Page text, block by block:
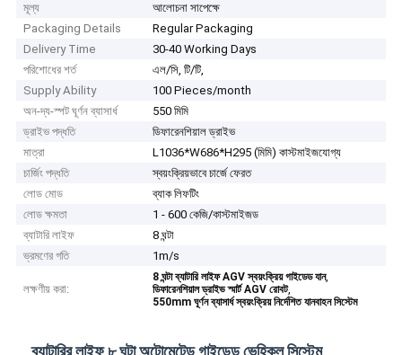
মূল্য
আলোচনা সাপেক্ষে
Packaging Details
Regular Packaging
Delivery Time
30-40 Working Days
পরিশোধের শর্ত
এল/সি, টি/টি,
Supply Ability
100 Pieces/month
অন-দ্য-স্পট ঘূর্ণন ব্যাসার্ধ
550 মিমি
ড্রাইভ পদ্ধতি
ডিফারেনশিয়াল ড্রাইভ
মাত্রা
L1036*W686*H295 (মিমি) কাস্টমাইজযোগ্য
চার্জিং পদ্ধতি
স্বয়ংক্রিয়ভাবে চার্জে ফেরত
লোড মোড
ব্যাক লিফটিং
লোড ক্ষমতা
1 - 600 কেজি/কাস্টমাইজড
ব্যাটারি লাইফ
8 ঘন্টা
ভ্রমণের গতি
1m/s
লক্ষণীয় করা:
8 ঘন্টা ব্যাটারি লাইফ AGV স্বয়ংক্রিয় গাইডেড যান,
ডিফারেনশিয়াল ড্রাইভ স্মার্ট AGV রোবট,
550mm ঘূর্ণন ব্যাসার্ধ স্বয়ংক্রিয় নির্দেশিত যানবাহন সিস্টেম
ব্যাটারির লাইফ ৮ ঘন্টা অটোমেটেড গাইডেড ভেহিকল সিস্টেম